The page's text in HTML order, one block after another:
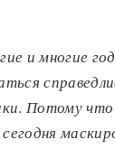
и многие
.Потому